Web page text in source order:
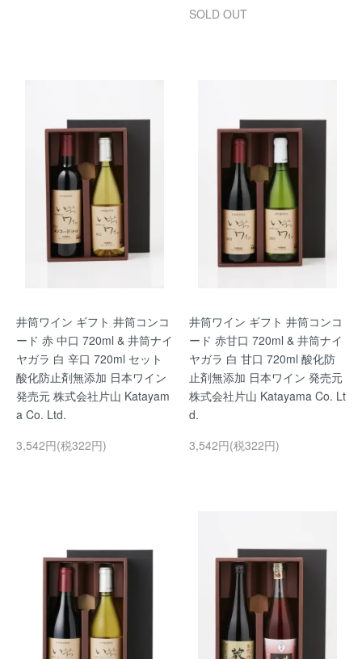
SOLD OUT
井筒ワイン ギフト 井筒コンコ
ード 赤 中口 720ml & 井筒ナイ
ヤガラ 白 辛口 720ml セット
酸化防止剤無添加 日本ワイン
発売元 株式会社片山 Katayam
a Co. Ltd.
3,542円(税322円)
井筒ワイン ギフト 井筒コンコ
ード 赤甘口 720ml & 井筒ナイ
ヤガラ 白 甘口 720ml 酸化防
止剤無添加 日本ワイン 発売元
株式会社片山 Katayama Co. Lt
d.
3,542円(税322円)